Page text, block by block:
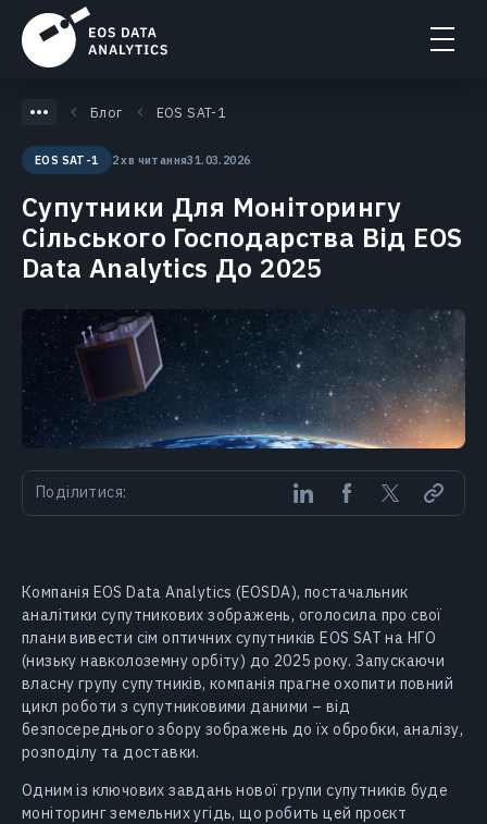
Блог EOS SAT-1
EOS SAT-1 2 хв читання31.03.2026
Супутники Для Моніторингу
Сільського Господарства Від EOS
Data Analytics До 2025
Поділитися:
Компанія EOS Data Analytics (EOSDA), постачальник
аналітики супутникових зображень, оголосила про свої
плани вивести сім оптичних супутників EOS SAT на НГО
(низьку навколоземну орбіту) до 2025 року. Запускаючи
власну групу супутників, компанія прагне охопити повний
цикл роботи з супутниковими даними – від
безпосереднього збору зображень до їх обробки, аналізу,
розподілу та доставки.
Одним із ключових завдань нової групи супутників буде
моніторинг земельних угідь, що робить цей проєкт